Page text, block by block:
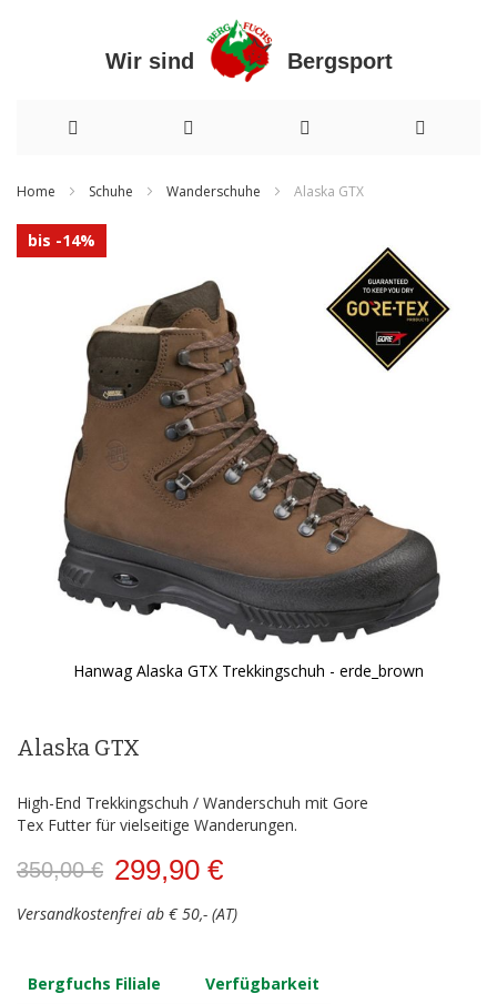
Wir sind Bergsport
Inhalt
Home Schuhe Wanderschuhe Alaska GTX
Zum
Ende
Hanwag Alaska GTX Trekkingschuh - erde_brown
der
bis -14%
Alaska GTX
High-End Trekkingschuh / Wanderschuh mit Gore
Tex Futter für vielseitige Wanderungen.
350,00 € 299,90 €
Versandkostenfrei ab € 50,- (AT)
Bergfuchs Filiale
Verfügbarkeit